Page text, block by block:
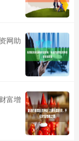
网助
富增